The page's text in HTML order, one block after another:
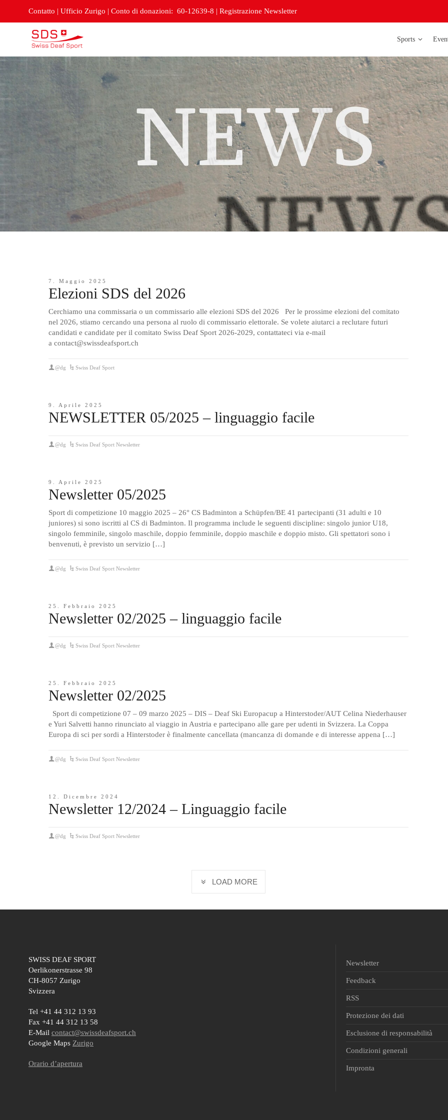
Contatto | Ufficio Zurigo | Conto di donazioni: 60-12639-8 | Registrazione Newsletter
Sports
Atletica
Badminton
Bowling
Corso di
orientazione
Curling
Futsal delle
Futsal delle
Judo
7. Maggio 2025
Elezioni SDS del 2026
Cerchiamo una commissaria o un commissario alle elezioni SDS del 2026 Per le prossime elezioni del comitato
nel 2026, stiamo cercando una persona al ruolo di commissario elettorale. Se volete aiutarci a reclutare futuri
candidati e candidate per il comitato Swiss Deaf Sport 2026-2029, contattateci via e-mail
a contact@swissdeafsport.ch
@dg Swiss Deaf Sport
9. Aprile 2025
NEWSLETTER 05/2025 – linguaggio facile
@dg Swiss Deaf Sport Newsletter
9. Aprile 2025
Newsletter 05/2025
Sport di competizione 10 maggio 2025 – 26° CS Badminton a Schüpfen/BE 41 partecipanti (31 adulti e 10
juniores) si sono iscritti al CS di Badminton. Il programma include le seguenti discipline: singolo junior U18,
singolo femminile, singolo maschile, doppio femminile, doppio maschile e doppio misto. Gli spettatori sono i
benvenuti, è previsto un servizio […]
@dg Swiss Deaf Sport Newsletter
25. Febbraio 2025
Newsletter 02/2025 – linguaggio facile
@dg Swiss Deaf Sport Newsletter
25. Febbraio 2025
Newsletter 02/2025
Sport di competizione 07 – 09 marzo 2025 – DIS – Deaf Ski Europacup a Hinterstoder/AUT Celina Niederhauser
e Yuri Salvetti hanno rinunciato al viaggio in Austria e partecipano alle gare per udenti in Svizzera. La Coppa
Europa di sci per sordi a Hinterstoder è finalmente cancellata (mancanza di domande e di interesse appena […]
@dg Swiss Deaf Sport Newsletter
12. Dicembre 2024
Newsletter 12/2024 – Linguaggio facile
@dg Swiss Deaf Sport Newsletter
LOAD MORE
SWISS DEAF SPORT
Oerlikonerstrasse 98
CH-8057 Zurigo
Svizzera
Tel +41 44 312 13 93
Fax +41 44 312 13 58
E-Mail contact@swissdeafsport.ch
Google Maps Zurigo
Orario d’apertura
Newsletter
Feedback
RSS
Protezione dei dati
Esclusione di responsabilità
Condizioni generali
Impronta